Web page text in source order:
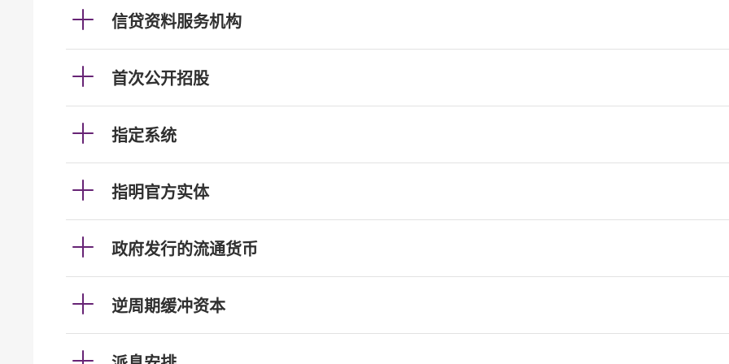
信贷资料服务机构
首次公开招股
指定系统
指明官方实体
政府发行的流通货币
逆周期缓冲资本